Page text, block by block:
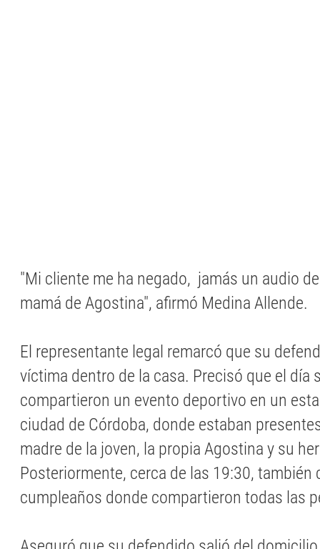
"Mi cliente me ha negado, jamás un audio
mamá de Agostina", afirmó Medina Allende.
El representante legal remarcó que su
víctima dentro de la casa. Precisó que el día
compartieron un evento deportivo en un
ciudad de Córdoba, donde estaban
madre de la joven, la propia Agostina y su
Posteriormente, cerca de las 19:30,
cumpleaños donde compartieron todas las